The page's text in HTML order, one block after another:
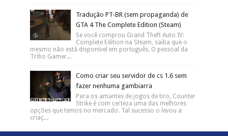
Tradução PT-BR (sem propaganda) de
GTA 4 The Complete Edition (Steam)
Se você comprou Grand Theft Auto IV:
Complete Edition na Steam, saiba que o
mesmo não está disponível em português. O pessoal da
Tribo Gamer...
Como criar seu servidor de cs 1.6 sem
fazer nenhuma gambiarra
Para os amantes de jogos de tiro, Counter
Strike é com certeza uma das melhores
opções que temos no mercado. Tal sucesso o levou a
criaç...